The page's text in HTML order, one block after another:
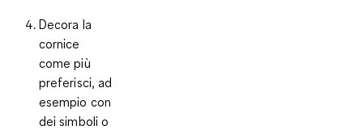
Decora la
cornice
come più
preferisci, ad
esempio con
dei simboli o